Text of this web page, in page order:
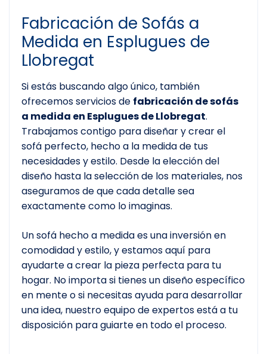
Fabricación de Sofás a
Medida en Esplugues de
Llobregat
Si estás buscando algo único, también
ofrecemos servicios de fabricación de sofás
a medida en Esplugues de Llobregat.
Trabajamos contigo para diseñar y crear el
sofá perfecto, hecho a la medida de tus
necesidades y estilo. Desde la elección del
diseño hasta la selección de los materiales, nos
aseguramos de que cada detalle sea
exactamente como lo imaginas.
Un sofá hecho a medida es una inversión en
comodidad y estilo, y estamos aquí para
ayudarte a crear la pieza perfecta para tu
hogar. No importa si tienes un diseño específico
en mente o si necesitas ayuda para desarrollar
una idea, nuestro equipo de expertos está a tu
disposición para guiarte en todo el proceso.